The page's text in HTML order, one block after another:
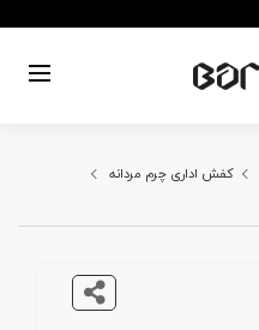
کفش اداری چرم مردانه